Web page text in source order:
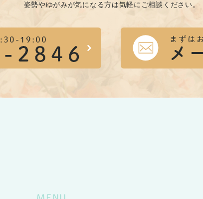
姿勢やゆがみが気になる方は気軽にご相談ください。